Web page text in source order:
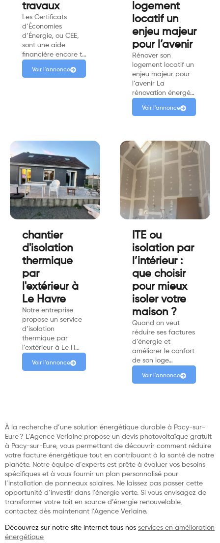
travaux
Les Certificats
d’Économies
d’Énergie, ou CEE,
sont une aide
financière encore t…
Voir l'annonce
logement
locatif un
enjeu majeur
pour l’avenir
Rénover son
logement locatif un
enjeu majeur pour
l’avenir La
rénovation énergé…
Voir l'annonce
chantier
d'isolation
thermique
par
l'extérieur à
Le Havre
Notre entreprise
propose un service
d’isolation
thermique par
l’extérieur à Le H…
Voir l'annonce
ITE ou
isolation par
l’intérieur :
que choisir
pour mieux
isoler votre
maison ?
Quand on veut
réduire ses factures
d’énergie et
améliorer le confort
de son loge…
Voir l'annonce
À la recherche d’une solution énergétique durable à Pacy-sur-
Eure ? L’Agence Verlaine propose un devis photovoltaïque gratuit
à Pacy-sur-Eure, vous permettant de découvrir comment réduire
votre facture énergétique tout en contribuant à la santé de notre
planète. Notre équipe d’experts est prête à évaluer vos besoins
spécifiques et à vous fournir un plan personnalisé pour
l’installation de panneaux solaires. Ne laissez pas passer cette
opportunité d’investir dans l’énergie verte. Si vous envisagez de
transformer votre toit en source d’énergie renouvelable,
contactez dès maintenant l’Agence Verlaine.
Découvrez sur notre site internet tous nos services en amélioration
énergétique